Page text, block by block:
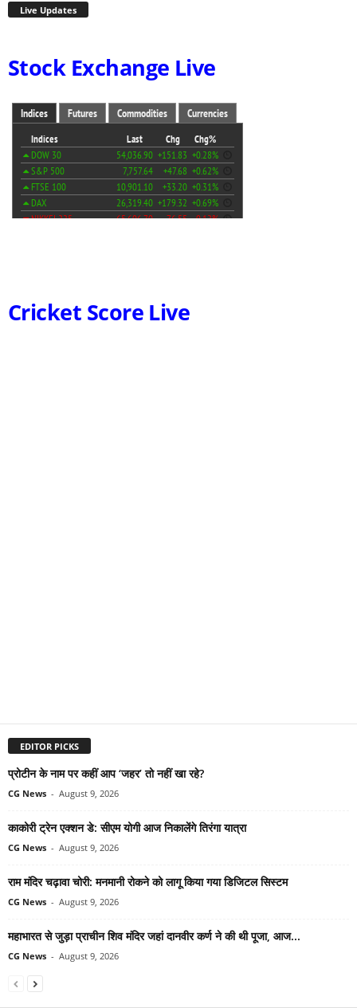
Live Updates
Stock Exchange Live
Cricket Score Live
EDITOR PICKS
प्रोटीन के नाम पर कहीं आप ‘जहर’ तो नहीं खा रहे?
CG News - August 9, 2026
काकोरी ट्रेन एक्शन डे: सीएम योगी आज निकालेंगे तिरंगा यात्रा
CG News - August 9, 2026
राम मंदिर चढ़ावा चोरी: मनमानी रोकने को लागू किया गया डिजिटल सिस्टम
CG News - August 9, 2026
महाभारत से जुड़ा प्राचीन शिव मंदिर जहां दानवीर कर्ण ने की थी पूजा, आज...
CG News - August 9, 2026